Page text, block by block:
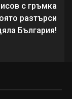
с гръмка
разтърси
България!